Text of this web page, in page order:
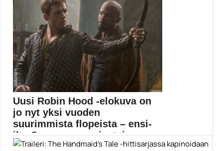
Uusi Robin Hood -elokuva on
jo nyt yksi vuoden
suurimmista flopeista – ensi-
ilta Suomessa perjantain...